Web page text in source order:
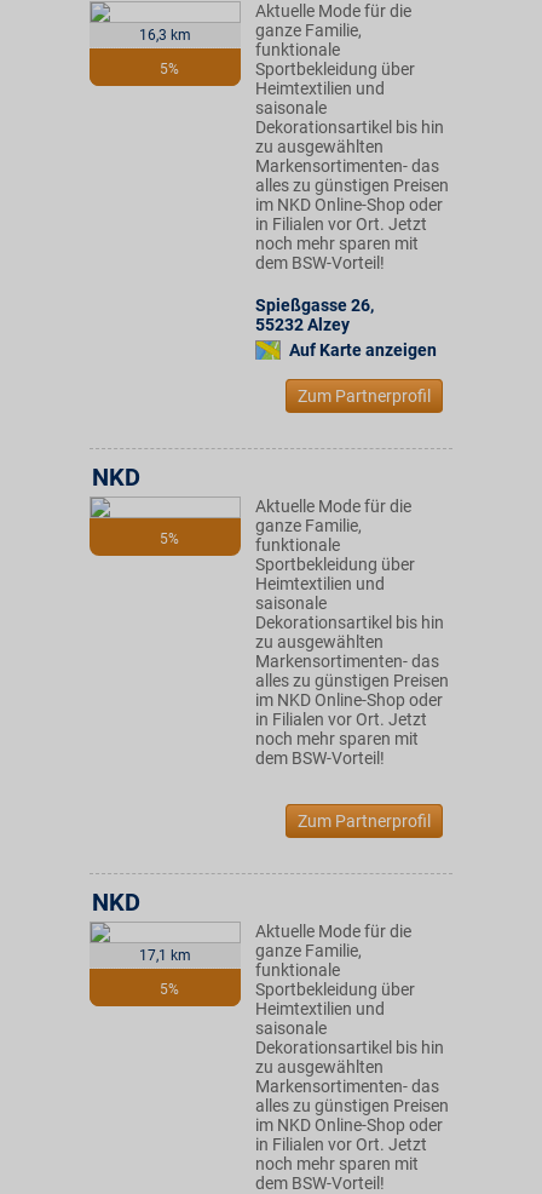
16,3 km
5%
Aktuelle Mode für die
ganze Familie,
funktionale
Sportbekleidung über
Heimtextilien und
saisonale
Dekorationsartikel bis hin
zu ausgewählten
Markensortimenten- das
alles zu günstigen Preisen
im NKD Online-Shop oder
in Filialen vor Ort. Jetzt
noch mehr sparen mit
dem BSW-Vorteil!
Spießgasse 26,
55232Alzey
Auf Karte anzeigen
Zum Partnerprofil
5%
NKD
Aktuelle Mode für die
ganze Familie,
funktionale
Sportbekleidung über
Heimtextilien und
saisonale
Dekorationsartikel bis hin
zu ausgewählten
Markensortimenten- das
alles zu günstigen Preisen
im NKD Online-Shop oder
in Filialen vor Ort. Jetzt
noch mehr sparen mit
dem BSW-Vorteil!
Zum Partnerprofil
17,1 km
5%
NKD
Aktuelle Mode für die
ganze Familie,
funktionale
Sportbekleidung über
Heimtextilien und
saisonale
Dekorationsartikel bis hin
zu ausgewählten
Markensortimenten- das
alles zu günstigen Preisen
im NKD Online-Shop oder
in Filialen vor Ort. Jetzt
noch mehr sparen mit
dem BSW-Vorteil!